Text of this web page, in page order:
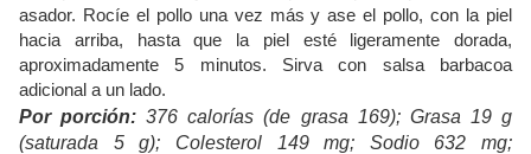
asador. Rocíe el pollo una vez más y ase el pollo, con la piel
hacia arriba, hasta que la piel esté ligeramente dorada,
aproximadamente 5 minutos. Sirva con salsa barbacoa
adicional a un lado.
Por porción: 376 calorías (de grasa 169); Grasa 19 g
(saturada 5 g); Colesterol 149 mg; Sodio 632 mg;